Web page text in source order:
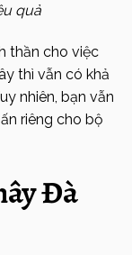
quả
thần cho việc
thì vẫn có khả
nhiên, bạn vẫn
riêng cho bộ
Đà